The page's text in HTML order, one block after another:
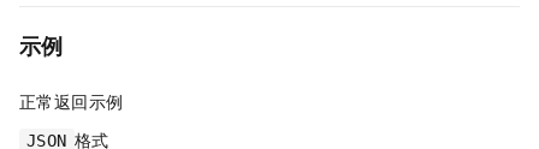
示例
正常返回示例
JSON 格式